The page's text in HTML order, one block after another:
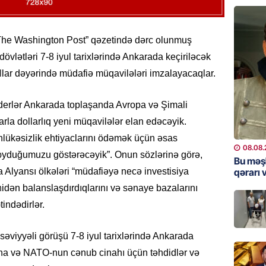
Washington Post” qəzetində dərc olunmuş
7-8 iyul tarixlərində Ankarada keçiriləcək
dəyərində müdafiə müqavilələri imzalayacaqlar.
Ankarada toplaşanda Avropa və Şimali
dollarlıq yeni müqavilələr elan edəcəyik.
ehtiyaclarını ödəmək üçün əsas
göstərəcəyik”. Onun sözlərinə görə,
ölkələri “müdafiəyə necə investisiya
balanslaşdırdıqlarını və sənaye bazalarını
görüşü 7-8 iyul tarixlərində Ankarada
və NATO-nun cənub cinahı üçün təhdidlər və
MANŞET
Video
BANNER
Məsud
MANŞET
Nikol
ZƏNG
Bu
qərarı